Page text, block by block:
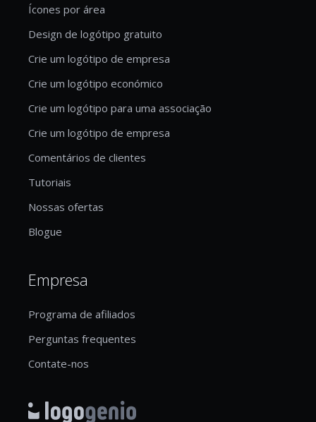
Ícones por área
Design de logótipo gratuito
Crie um logótipo de empresa
Crie um logótipo económico
Crie um logótipo para uma associação
Crie um logótipo de empresa
Comentários de clientes
Tutoriais
Nossas ofertas
Blogue
Empresa
Programa de afiliados
Perguntas frequentes
Contate-nos